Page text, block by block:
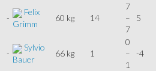
-
Felix
Grimm
60 kg 14
7
–
7
5
-
Sylvio
Bauer
66 kg 1
0
–
1
-4